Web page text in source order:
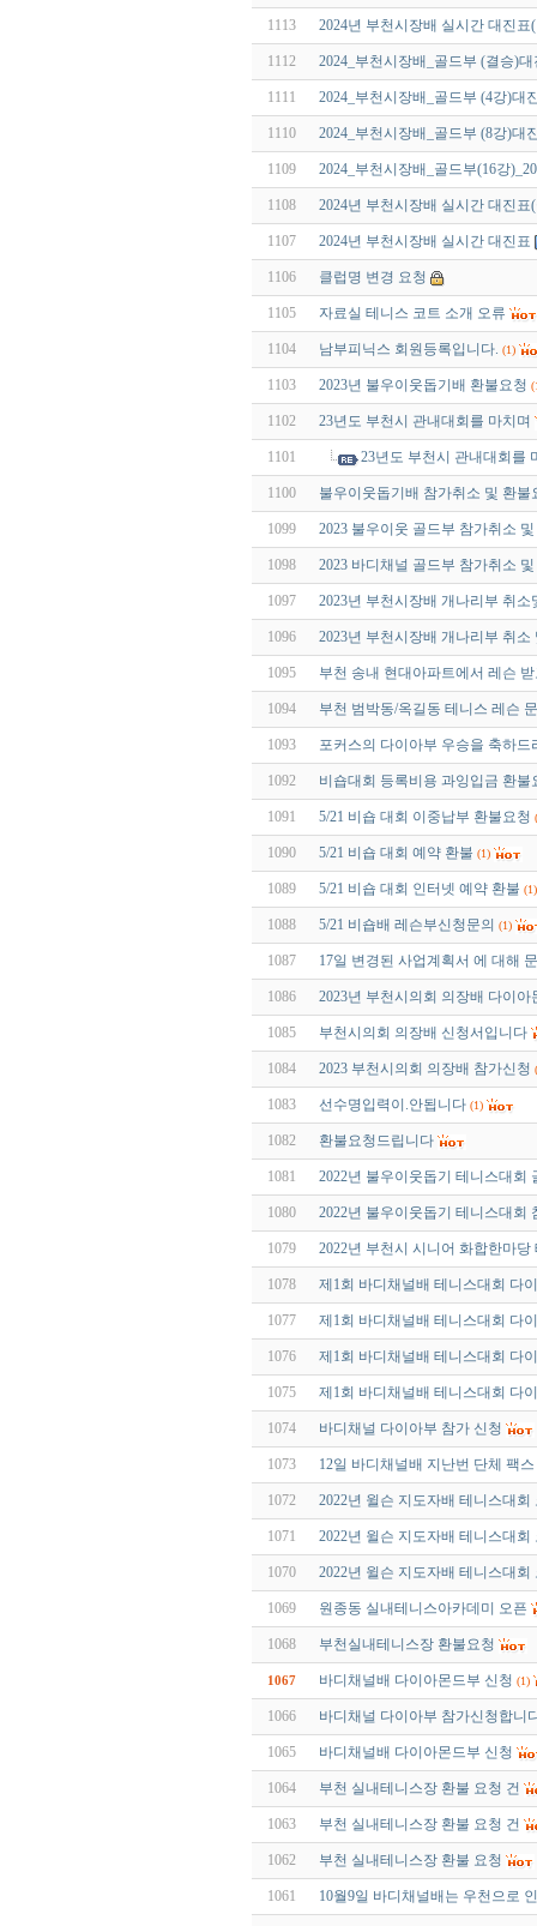
1113 2024년 부천시장배 실시간 대진표
1112 2024_부천시장배_골드부 (결승)대
1111 2024_부천시장배_골드부 (4강)대
1110 2024_부천시장배_골드부 (8강)대
1109 2024_부천시장배_골드부(16강
1108 2024년 부천시장배 실시간 대진표
1107 2024년 부천시장배 실시간 대진표
1106 클럽명 변경 요청
1105 자료실 테니스 코트 소개 오류
1104 남부피닉스 회원등록입니다. (1)
1103 2023년 불우이웃돕기배 환불요청
1102 23년도 부천시 관내대회를 마치며
1101 23년도 부천시 관내대회를
1100 불우이웃돕기배 참가취소 및 환불
1099 2023 불우이웃 골드부 참가취소
1098 2023 바디채널 골드부 참가취소
1097 2023년 부천시장배 개나리부 취소
1096 2023년 부천시장배 개나리부 취소
1095 부천 송내 현대아파트에서 레슨
1094 부천 범박동/옥길동 테니스 레슨
1093 포커스의 다이아부 우승을 축하드
1092 비숍대회 등록비용 과잉입금 환불
1091 5/21 비숍 대회 이중납부 환불요청
1090 5/21 비숍 대회 예약 환불 (1)
1089 5/21 비숍 대회 인터넷 예약 환불 (1)
1088 5/21 비숍배 레슨부신청문의 (1)
1087 17일 변경된 사업계획서 에 대해
1086 2023년 부천시의회 의장배 다이
1085 부천시의회 의장배 신청서입니다
1084 2023 부천시의회 의장배 참가신청
1083 선수명입력이.안됩니다 (1)
1082 환불요청드립니다
1081 2022년 불우이웃돕기 테니스대회
1080 2022년 불우이웃돕기 테니스대회
1079 2022년 부천시 시니어 화합한마당
1078 제1회 바디채널배 테니스대회 다
1077 제1회 바디채널배 테니스대회 다
1076 제1회 바디채널배 테니스대회 다
1075 제1회 바디채널배 테니스대회 다
1074 바디채널 다이아부 참가 신청
1073 12일 바디채널배 지난번 단체 팩
1072 2022년 윌슨 지도자배 테니스대
1071 2022년 윌슨 지도자배 테니스대
1070 2022년 윌슨 지도자배 테니스대회
1069 원종동 실내테니스아카데미 오픈
1068 부천실내테니스장 환불요청
1067 바디채널배 다이아몬드부 신청 (1)
1066 바디채널 다이아부 참가신청합니
1065 바디채널배 다이아몬드부 신청
1064 부천 실내테니스장 환불 요청 건
1063 부천 실내테니스장 환불 요청 건
1062 부천 실내테니스장 환불 요청
1061 10월9일 바디채널배는 우천으로